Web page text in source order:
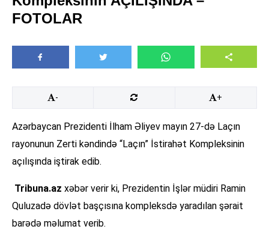
FOTOLAR
- +
Azərbaycan Prezidenti İlham Əliyev mayın 27-də Laçın
rayonunun Zerti kəndində “Laçın” İstirahət Kompleksinin
açılışında iştirak edib.
Tribuna.az xəbər verir ki, Prezidentin İşlər müdiri Ramin
Quluzadə dövlət başçısına kompleksdə yaradılan şərait
barədə məlumat verib.